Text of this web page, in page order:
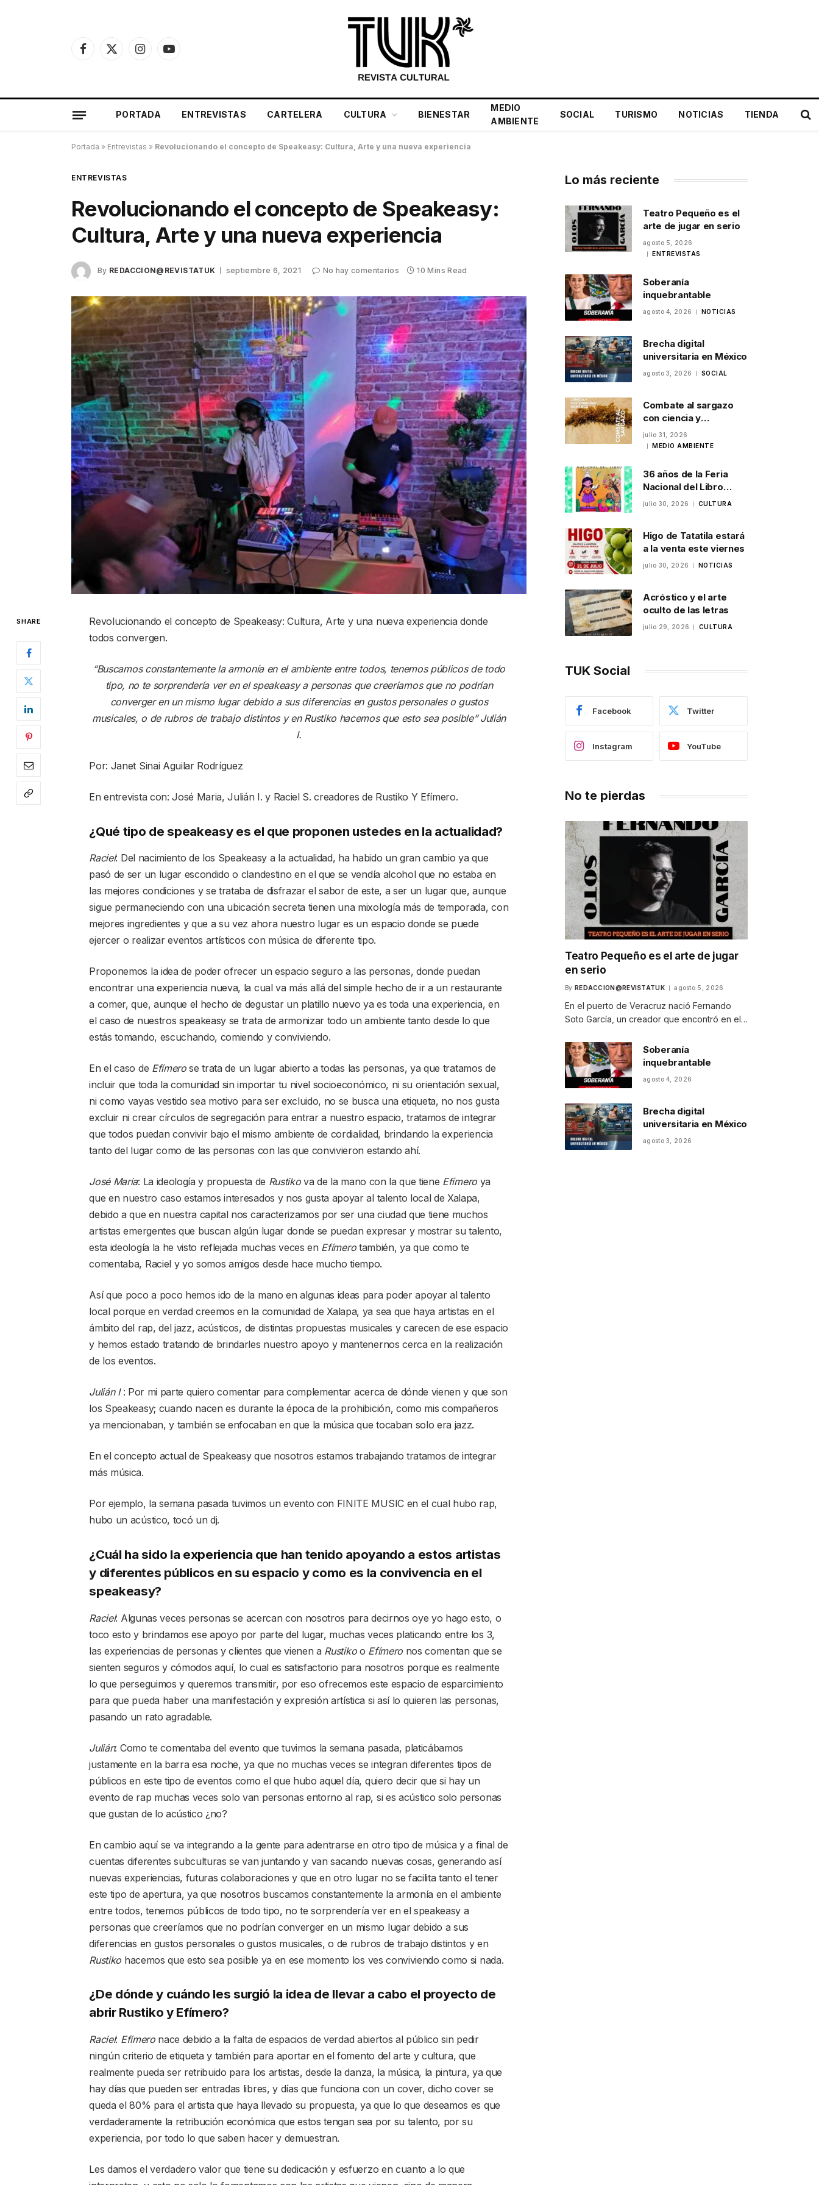
Facebook
X
InstagramYouTube
PORTADA ENTREVISTAS CARTELERA CULTURA BIENESTAR
MEDIO
AMBIENTE
SOCIAL TURISMO NOTICIAS TIENDA
Portada » Entrevistas » Revolucionando el concepto de Speakeasy: Cultura, Arte y una nueva experiencia
ENTREVISTAS
Revolucionando el concepto de Speakeasy:
Cultura, Arte y una nueva experiencia
By REDACCION@REVISTATUK septiembre 6, 2021 No hay comentarios 10 Mins Read
SHARE
Revolucionando el concepto de Speakeasy: Cultura, Arte y una nueva experiencia donde
todos convergen.
“Buscamos constantemente la armonía en el ambiente entre todos, tenemos públicos de todo
tipo, no te sorprendería ver en el speakeasy a personas que creeríamos que no podrían
converger en un mismo lugar debido a sus diferencias en gustos personales o gustos
musicales, o de rubros de trabajo distintos y en Rustiko hacemos que esto sea posible” Julián
I.
Por: Janet Sinai Aguilar Rodríguez
En entrevista con: José Maria, Julián I. y Raciel S. creadores de Rustiko Y Efímero.
¿Qué tipo de speakeasy es el que proponen ustedes en la actualidad?
Raciel: Del nacimiento de los Speakeasy a la actualidad, ha habido un gran cambio ya que
pasó de ser un lugar escondido o clandestino en el que se vendía alcohol que no estaba en
las mejores condiciones y se trataba de disfrazar el sabor de este, a ser un lugar que, aunque
sigue permaneciendo con una ubicación secreta tienen una mixología más de temporada, con
mejores ingredientes y que a su vez ahora nuestro lugar es un espacio donde se puede
ejercer o realizar eventos artísticos con música de diferente tipo.
Proponemos la idea de poder ofrecer un espacio seguro a las personas, donde puedan
encontrar una experiencia nueva, la cual va más allá del simple hecho de ir a un restaurante
a comer, que, aunque el hecho de degustar un platillo nuevo ya es toda una experiencia, en
el caso de nuestros speakeasy se trata de armonizar todo un ambiente tanto desde lo que
estás tomando, escuchando, comiendo y conviviendo.
En el caso de Efímerose trata de un lugar abierto a todas las personas, ya que tratamos de
incluir que toda la comunidad sin importar tu nivel socioeconómico, ni su orientación sexual,
ni como vayas vestido sea motivo para ser excluido, no se busca una etiqueta, no nos gusta
excluir ni crear círculos de segregación para entrar a nuestro espacio, tratamos de integrar
que todos puedan convivir bajo el mismo ambiente de cordialidad, brindando la experiencia
tanto del lugar como de las personas con las que convivieron estando ahí.
José Maria: La ideología y propuesta de Rustikova de la mano con la que tiene Efímero ya
que en nuestro caso estamos interesados y nos gusta apoyar al talento local de Xalapa,
debido a que en nuestra capital nos caracterizamos por ser una ciudad que tiene muchos
artistas emergentes que buscan algún lugar donde se puedan expresar y mostrar su talento,
esta ideología la he visto reflejada muchas veces en Efímerotambién, ya que como te
comentaba, Raciel y yo somos amigos desde hace mucho tiempo.
Así que poco a poco hemos ido de la mano en algunas ideas para poder apoyar al talento
local porque en verdad creemos en la comunidad de Xalapa, ya sea que haya artistas en el
ámbito del rap, del jazz, acústicos, de distintas propuestas musicales y carecen de ese espacio
y hemos estado tratando de brindarles nuestro apoyo y mantenernos cerca en la realización
de los eventos.
Julián I: Por mi parte quiero comentar para complementar acerca de dónde vienen y que son
los Speakeasy; cuando nacen es durante la época de la prohibición, como mis compañeros
ya mencionaban, y también se enfocaban en que la música que tocaban solo era jazz.
En el concepto actual de Speakeasy que nosotros estamos trabajando tratamos de integrar
más música.
Por ejemplo, la semana pasada tuvimos un evento con FINITE MUSIC en el cual hubo rap,
hubo un acústico, tocó un dj.
¿Cuál ha sido la experiencia que han tenido apoyando a estos artistas
y diferentes públicos en su espacio y como es la convivencia en el
speakeasy?
Raciel: Algunas veces personas se acercan con nosotros para decirnos oye yo hago esto, o
toco esto y brindamos ese apoyo por parte del lugar, muchas veces platicando entre los 3,
las experiencias de personas y clientes que vienen a Rustikoo Efímero nos comentan que se
sienten seguros y cómodos aquí, lo cual es satisfactorio para nosotros porque es realmente
lo que perseguimos y queremos transmitir, por eso ofrecemos este espacio de esparcimiento
para que pueda haber una manifestación y expresión artística si así lo quieren las personas,
pasando un rato agradable.
Julián: Como te comentaba del evento que tuvimos la semana pasada, platicábamos
justamente en la barra esa noche, ya que no muchas veces se integran diferentes tipos de
públicos en este tipo de eventos como el que hubo aquel día, quiero decir que si hay un
evento de rap muchas veces solo van personas entorno al rap, si es acústico solo personas
que gustan de lo acústico ¿no?
En cambio aquí se va integrando a la gente para adentrarse en otro tipo de música y a final de
cuentas diferentes subculturas se van juntando y van sacando nuevas cosas, generando así
nuevas experiencias, futuras colaboraciones y que en otro lugar no se facilita tanto el tener
este tipo de apertura, ya que nosotros buscamos constantemente la armonía en el ambiente
entre todos, tenemos públicos de todo tipo, no te sorprendería ver en el speakeasy a
personas que creeríamos que no podrían converger en un mismo lugar debido a sus
diferencias en gustos personales o gustos musicales, o de rubros de trabajo distintos y en
Rustiko hacemos que esto sea posible ya en ese momento los ves conviviendo como si nada.
¿De dónde y cuándo les surgió la idea de llevar a cabo el proyecto de
abrir Rustiko y Efímero?
Raciel: Efímeronace debido a la falta de espacios de verdad abiertos al público sin pedir
ningún criterio de etiqueta y también para aportar en el fomento del arte y cultura, que
realmente pueda ser retribuido para los artistas, desde la danza, la música, la pintura, ya que
hay días que pueden ser entradas libres, y días que funciona con un cover, dicho cover se
queda el 80% para el artista que haya llevado su propuesta, ya que lo que deseamos es que
verdaderamente la retribución económica que estos tengan sea por su talento, por su
experiencia, por todo lo que saben hacer y demuestran.
Les damos el verdadero valor que tiene su dedicación y esfuerzo en cuanto a lo que
Lo más reciente
Teatro Pequeño es el
arte de jugar en serio
agosto 5, 2026
ENTREVISTAS
Soberanía
inquebrantable
agosto 4, 2026 NOTICIAS
Brecha digital
universitaria en México
agosto 3, 2026 SOCIAL
Combate al sargazo
con ciencia y
sostenibilidad en
México
julio 31, 2026
MEDIO AMBIENTE
36 años de la Feria
Nacional del Libro
Infantil y Juvenil en
julio 30, 2026 CULTURA
Higo de Tatatila estará
a la venta este viernes
julio 30, 2026 NOTICIAS
Acróstico y el arte
oculto de las letras
julio 29, 2026 CULTURA
TUK Social
Facebook Twitter
Instagram YouTube
No te pierdas
Teatro Pequeño es el arte de jugar
en serio
By REDACCION@REVISTATUK agosto 5, 2026
En el puerto de Veracruz nació Fernando
Soto García, un creador que encontró en el…
Soberanía
inquebrantable
agosto 4, 2026
Brecha digital
universitaria en México
agosto 3, 2026